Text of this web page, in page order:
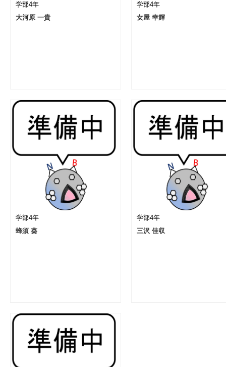
学部4年
大河原 一貴
学部4年
女屋 幸輝
学部4年
蜂須 葵
学部4年
三沢 佳収